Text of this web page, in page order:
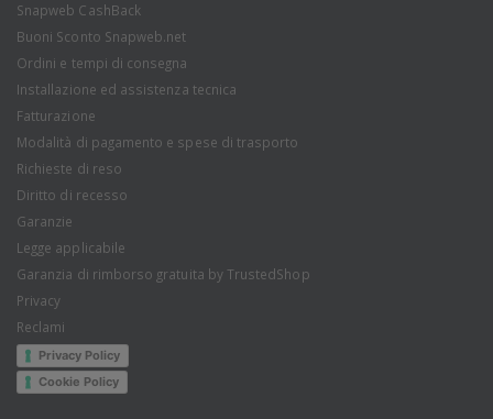
Snapweb CashBack
Buoni Sconto Snapweb.net
Ordini e tempi di consegna
Installazione ed assistenza tecnica
Fatturazione
Modalità di pagamento e spese di trasporto
Richieste di reso
Diritto di recesso
Garanzie
Legge applicabile
Garanzia di rimborso gratuita by TrustedShop
Privacy
Reclami
Privacy Policy
Cookie Policy